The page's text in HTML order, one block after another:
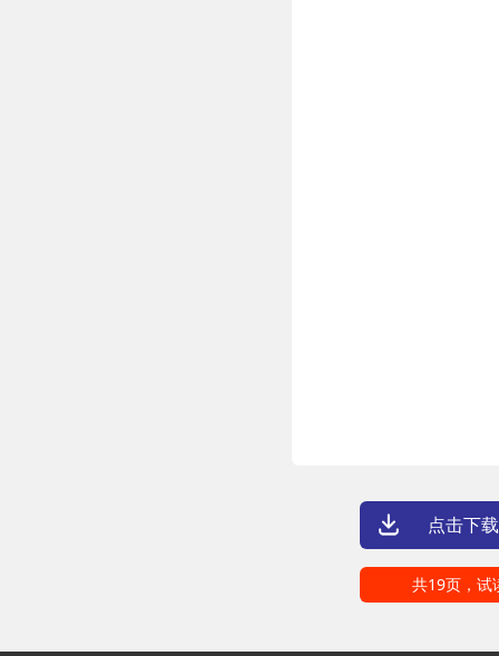
点击下
共19页，试